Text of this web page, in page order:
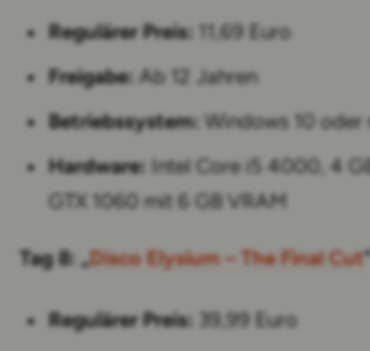
Regulärer Preis:
11,69 Euro
Freigabe: Ab 12 Jahren
Betriebssystem: Windows 10 oder
Hardware: Intel Core i5 4000, 4
GTX 1060 mit 6 GB VRAM
Tag 8: „Disco Elysium – The Final Cut
Regulärer Preis: 39,99 Euro